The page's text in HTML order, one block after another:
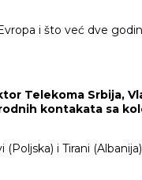
i što već dve
Telekoma Srbija,
kontakata sa
i Tirani